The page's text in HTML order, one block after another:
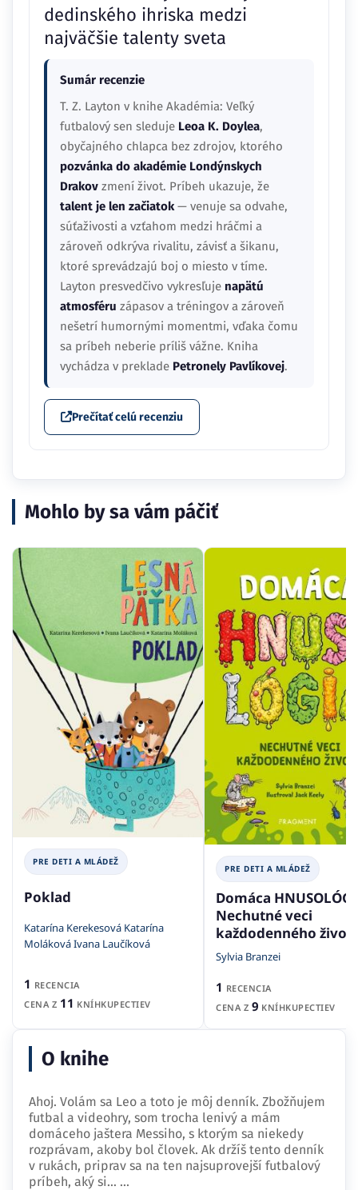
dedinského ihriska medzi
najväčšie talenty sveta
Sumár recenzie
T. Z. Layton v knihe Akadémia: Veľký
futbalový sen sleduje Leoa K. Doylea,
obyčajného chlapca bez zdrojov, ktorého
pozvánka do akadémie Londýnskych
Drakov zmení život. Príbeh ukazuje, že
talent je len začiatok— venuje sa odvahe,
súťaživosti a vzťahom medzi hráčmi a
zároveň odkrýva rivalitu, závisť a šikanu,
ktoré sprevádzajú boj o miesto v tíme.
Layton presvedčivo vykresľuje napätú
atmosféru zápasov a tréningov a zároveň
nešetrí humornými momentmi, vďaka čomu
sa príbeh neberie príliš vážne. Kniha
vychádza v preklade Petronely Pavlíkovej.
Prečítať celú recenziu
Mohlo by sa vám páčiť
PRE DETI A MLÁDEŽ
Poklad
Katarína Kerekesová Katarína
Moláková Ivana Laučíková
1 RECENCIA
CENA Z 11 KNÍHKUPECTIEV
PRE DETI A MLÁDEŽ
Domáca
Nechutné veci
každodenného
Sylvia Branzei
1 RECENCIA
CENA Z 9 KNÍHKUPECTIEV
O knihe
Ahoj. Volám sa Leo a toto je môj denník. Zbožňujem
futbal a videohry, som trocha lenivý a mám
domáceho jaštera Messiho, s ktorým sa niekedy
rozprávam, akoby bol človek. Ak držíš tento denník
v rukách, priprav sa na ten najsuprovejší futbalový
príbeh, aký si… ...